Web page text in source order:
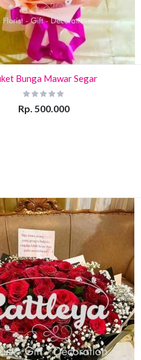
Bunga Mawar Segar
Rp. 500.000